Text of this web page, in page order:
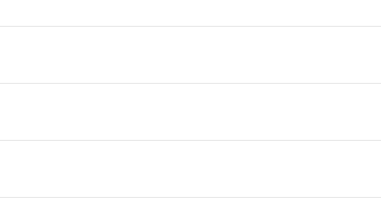
sahiptir veÇankırıdistribütörlere uzun süredir tedarik
avantajları